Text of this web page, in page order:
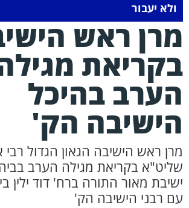
יעבור
ראש
מגילה
בהיכל
הק'
ראש הישיבה הגאון הגדול רבי
בקריאת מגילה הערב
מאור התורה ברח' דוד ילין
רבני הישיבה הק'